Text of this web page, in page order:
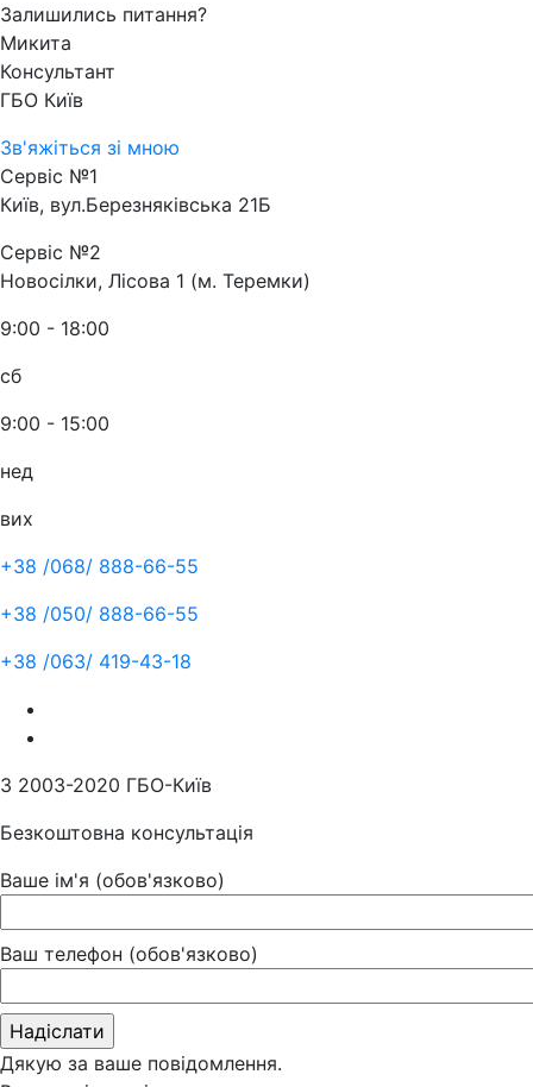
Залишились питання?
Микита
Консультант
ГБО Київ
Зв'яжіться зі мною
Сервіс №1
Київ, вул.Березняківська 21Б
Сервіс №2
Новосілки, Лісова 1 (м. Теремки)
9:00 - 18:00
сб
9:00 - 15:00
нед
вих
+38 /068/ 888-66-55
+38 /050/ 888-66-55
+38 /063/ 419-43-18
З 2003-2020 ГБО-Київ
Безкоштовна консультація
Ваше ім'я (обов'язково)
Ваш телефон (обов'язково)
Дякую за ваше повідомлення.